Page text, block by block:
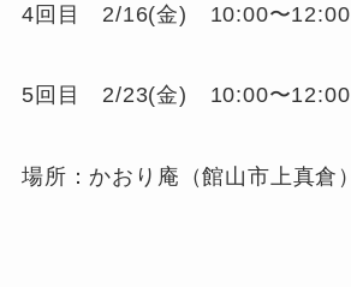
4回目 2/16(金) 10:00〜12:00
5回目 2/23(金) 10:00〜12:00
場所：かおり庵（館山市上真倉）